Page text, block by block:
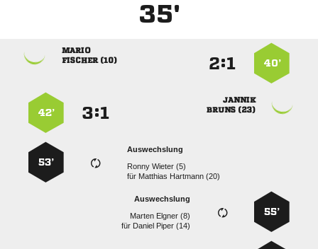
35'
40’
:

 

 
:
42’
Auswechslung
  
für   
53’
55’
Auswechslung
  
für   